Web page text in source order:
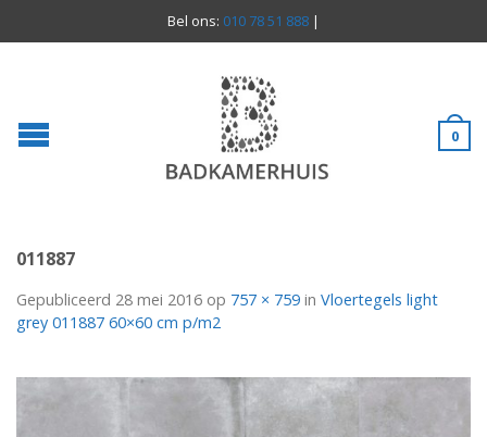
Bel ons: 010 78 51 888 |
0
011887
Gepubliceerd 28 mei 2016 op 757 × 759 in Vloertegels light
grey 011887 60×60 cm p/m2